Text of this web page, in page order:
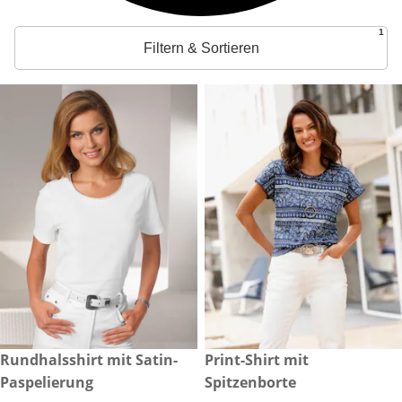
Filtern & Sortieren
1
CHF 34.90
Rundhalsshirt mit Satin-
Paspelierung
CHF 54.90
Print-Shirt mit
Spitzenborte